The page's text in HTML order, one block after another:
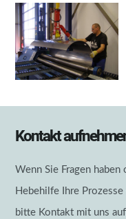
Kontakt
Wenn Sie Fragen
Hebehilfe Ihre
bitte Kontakt mit uns